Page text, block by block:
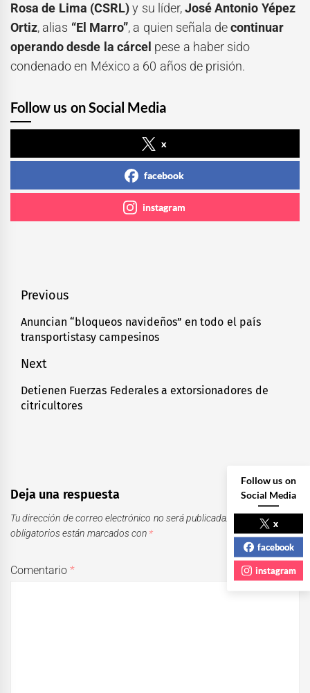
Rosa de Lima (CSRL)y su líder,José Antonio Yépez
Ortiz, alias “El Marro”, a quien señala decontinuar
operando desde la cárcel pese a haber sido
condenado en México a 60 años de prisión.
Follow us on Social Media
x
facebook
instagram
Navegación
de
entradas
Previous
Previous
post:
Anuncian “bloqueos navideños” en todo el país
transportistasy campesinos
Next
Next
post:
Detienen Fuerzas Federales a extorsionadores de
citricultores
Deja una respuesta
Tu dirección de correo electrónico no será publicada.
Los campos
obligatorios están marcados con *
Comentario*
Follow us on
Social Media
x
facebook
instagram